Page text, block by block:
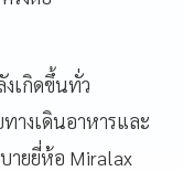
งเกิดขึ้นทั่ว
างเดินอาหารและ
ายยี่ห้อ Miralax